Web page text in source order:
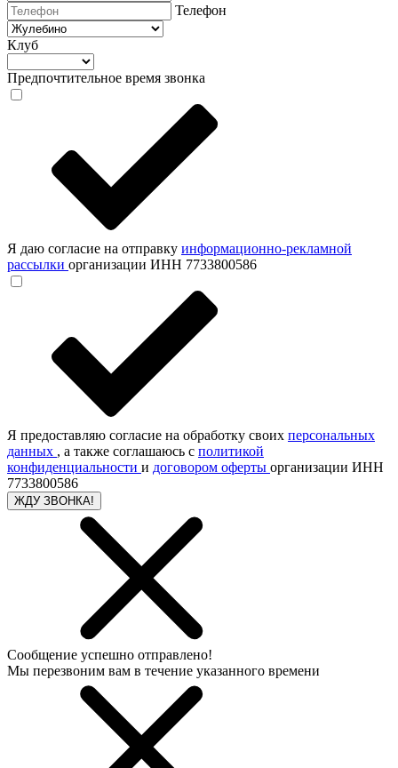
Телефон
Клуб
Предпочтительное время звонка
Я даю согласие на отправку информационно-рекламной
рассылки организации ИНН 7733800586
Я предоставляю согласие на обработку своих персональных
данных , а также соглашаюсь с политикой
конфиденциальности и договором оферты организации ИНН
7733800586
ЖДУ ЗВОНКА!
Сообщение успешно отправлено!
Мы перезвоним вам в течение указанного времени